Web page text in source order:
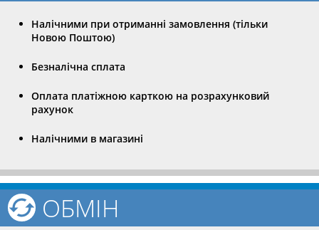
Налічними при отриманні замовлення (тільки
Новою Поштою)
Безналічна сплата
Оплата платіжною карткою на розрахунковий
рахунок
Налічними в магазині
ОБМІН